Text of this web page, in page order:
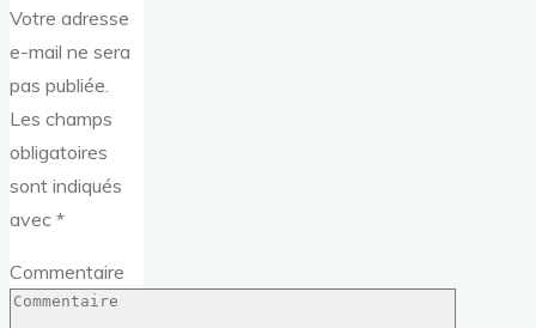
Votre adresse
e-mail ne sera
pas publiée.
Les champs
obligatoires
sont indiqués
avec *
Commentaire